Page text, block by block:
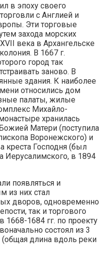
в эпоху своего
с Англией и
Эти торговые
захода морских
века в Архангельске
В 1667 г.
город так
заново. В
здания. К наиболее
относились дом
палаты, жилые
Михайло-
хранилась
Матери (поступила
Воронежского) и
креста Господня (был
Иерусалимского, в 1894
появляться и
из них стал
дворов, одновременно
так и торгового
1684 гг. по проекту
состоял из 3
длина вдоль реки